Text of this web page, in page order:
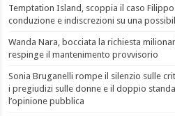
Temptation Island, scoppia il caso
conduzione e indiscrezioni su una
Wanda Nara, bocciata la richiesta
respinge il mantenimento provvisorio
Sonia Bruganelli rompe il silenzio sulle
i pregiudizi sulle donne e il doppio
l’opinione pubblica